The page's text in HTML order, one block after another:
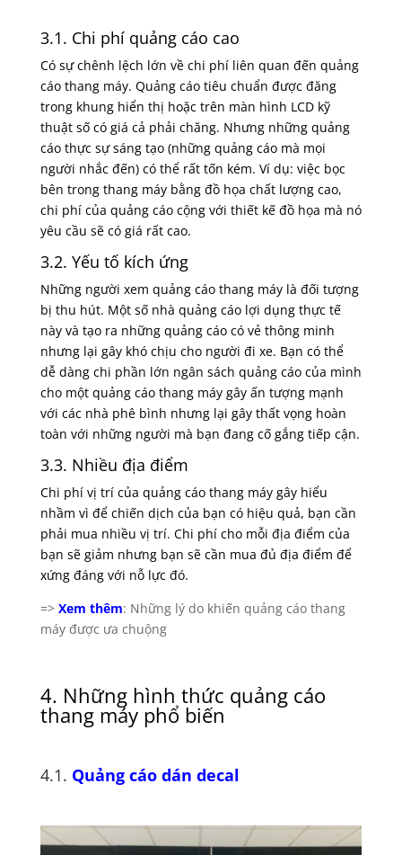
3.1. Chi phí quảng cáo cao
Có sự chênh lệch lớn về chi phí liên quan đến quảng
cáo thang máy. Quảng cáo tiêu chuẩn được đăng
trong khung hiển thị hoặc trên màn hình LCD kỹ
thuật số có giá cả phải chăng. Nhưng những quảng
cáo thực sự sáng tạo (những quảng cáo mà mọi
người nhắc đến) có thể rất tốn kém. Ví dụ: việc bọc
bên trong thang máy bằng đồ họa chất lượng cao,
chi phí của quảng cáo cộng với thiết kế đồ họa mà nó
yêu cầu sẽ có giá rất cao.
3.2. Yếu tố kích ứng
Những người xem quảng cáo thang máy là đối tượng
bị thu hút. Một số nhà quảng cáo lợi dụng thực tế
này và tạo ra những quảng cáo có vẻ thông minh
nhưng lại gây khó chịu cho người đi xe. Bạn có thể
dễ dàng chi phần lớn ngân sách quảng cáo của mình
cho một quảng cáo thang máy gây ấn tượng mạnh
với các nhà phê bình nhưng lại gây thất vọng hoàn
toàn với những người mà bạn đang cố gắng tiếp cận.
3.3. Nhiều địa điểm
Chi phí vị trí của quảng cáo thang máy gây hiểu
nhầm vì để chiến dịch của bạn có hiệu quả, bạn cần
phải mua nhiều vị trí. Chi phí cho mỗi địa điểm của
bạn sẽ giảm nhưng bạn sẽ cần mua đủ địa điểm để
xứng đáng với nỗ lực đó.
=>Xem thêm: Những lý do khiến quảng cáo thang
máy được ưa chuộng
4. Những hình thức quảng cáo
thang máy phổ biến
4.1. Quảng cáo dán decal